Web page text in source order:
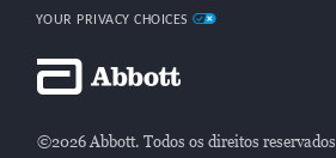
YOUR PRIVACY CHOICES
©2026 Abbott. Todos os direitos reservados